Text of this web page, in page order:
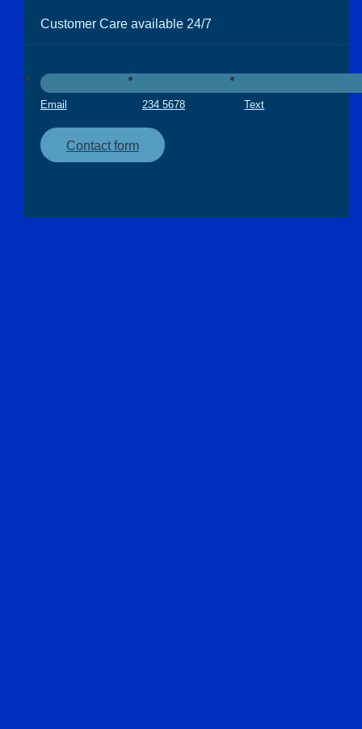
Customer Care available 24/7
Email 234 5678 Text
Contact form